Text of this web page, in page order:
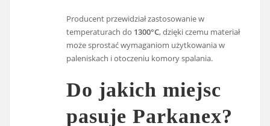
Producent przewidział zastosowanie w
temperaturach do 1300°C, dzięki czemu materiał
może sprostać wymaganiom użytkowania w
paleniskach i otoczeniu komory spalania.
Do jakich miejsc
pasuje Parkanex?